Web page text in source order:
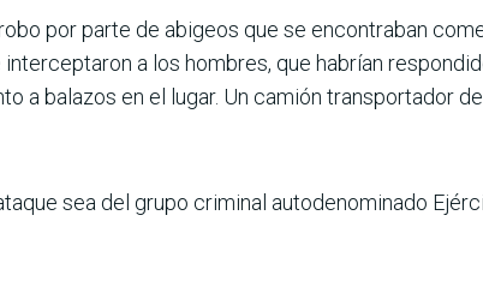
por parte de abigeos que se encontraban
a los hombres, que habrían
a balazos en el lugar. Un camión transportador
sea del grupo criminal autodenominado